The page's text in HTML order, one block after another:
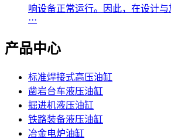
响设备正常运行。因此，在设计
···
产品中心
标准焊接式高压油缸
凿岩台车液压油缸
掘进机液压油缸
铁路装备液压油缸
冶金电炉油缸